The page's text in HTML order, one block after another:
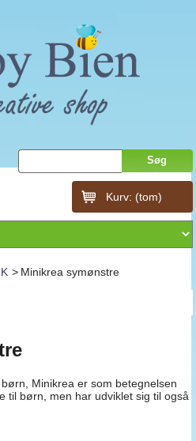
Kurv: (tom)
> Minikrea symønstre
Minikrea er som betegnelsen
til børn, men har udviklet sig til også